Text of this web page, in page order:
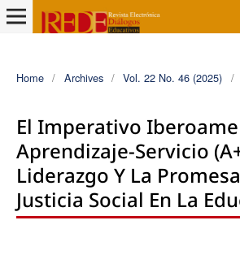
Home / Archives / Vol. 22 No. 46 (2025) /
El Imperativo
Aprendizaje-Servicio
Liderazgo Y La
Justicia Social En La